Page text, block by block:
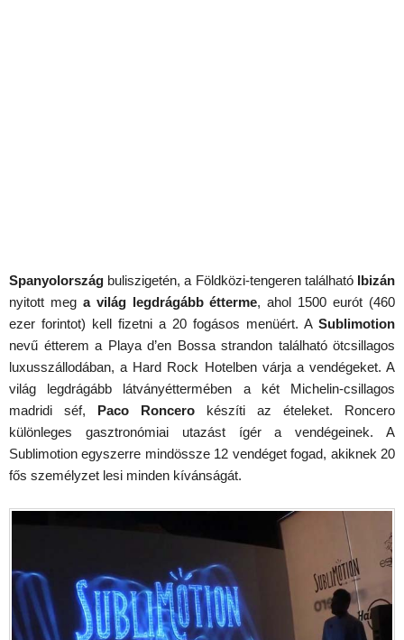
Spanyolország buliszigetén, a Földközi-tengeren található Ibizán
nyitott meg a világ legdrágább étterme, ahol 1500 eurót (460
ezer forintot) kell fizetni a 20 fogásos menüért. A Sublimotion
nevű étterem a Playa d’en Bossa strandon található ötcsillagos
luxusszállodában, a Hard Rock Hotelben várja a vendégeket. A
világ legdrágább látványéttermében a két Michelin-csillagos
madridi séf, Paco Roncero készíti az ételeket. Roncero
különleges gasztronómiai utazást ígér a vendégeinek. A
Sublimotion egyszerre mindössze 12 vendéget fogad, akiknek 20
fős személyzet lesi minden kívánságát.